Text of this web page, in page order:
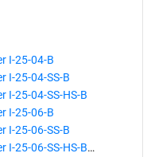
I-25-04-B
I-25-04-SS-B
I-25-04-SS-HS-B
I-25-06-B
I-25-06-SS-B
I-25-06-SS-HS-B